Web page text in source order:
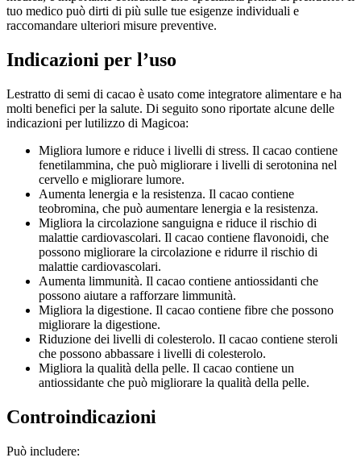
tuo medico può dirti di più sulle tue esigenze individuali e
raccomandare ulteriori misure preventive.
Indicazioni per l’uso
Lestratto di semi di cacao è usato come integratore alimentare e ha
molti benefici per la salute. Di seguito sono riportate alcune delle
indicazioni per lutilizzo di Magicoa:
Migliora lumore e riduce i livelli di stress. Il cacao contiene
fenetilammina, che può migliorare i livelli di serotonina nel
cervello e migliorare lumore.
Aumenta lenergia e la resistenza. Il cacao contiene
teobromina, che può aumentare lenergia e la resistenza.
Migliora la circolazione sanguigna e riduce il rischio di
malattie cardiovascolari. Il cacao contiene flavonoidi, che
possono migliorare la circolazione e ridurre il rischio di
malattie cardiovascolari.
Aumenta limmunità. Il cacao contiene antiossidanti che
possono aiutare a rafforzare limmunità.
Migliora la digestione. Il cacao contiene fibre che possono
migliorare la digestione.
Riduzione dei livelli di colesterolo. Il cacao contiene steroli
che possono abbassare i livelli di colesterolo.
Migliora la qualità della pelle. Il cacao contiene un
antiossidante che può migliorare la qualità della pelle.
Controindicazioni
Può includere: